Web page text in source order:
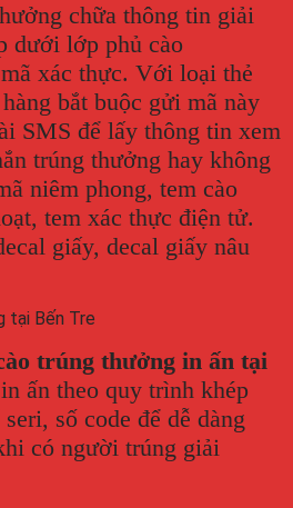
chữa thông tin giải
dưới lớp phủ cào
xác thực. Với loại thẻ
bắt buộc gửi mã này
SMS để lấy thông tin xem
trúng thưởng hay không
niêm phong, tem cào
tem xác thực điện tử.
giấy, decal giấy nâu
trúng thưởng in ấn tại
ấn theo quy trình khép
số code để dễ dàng
có người trúng giải